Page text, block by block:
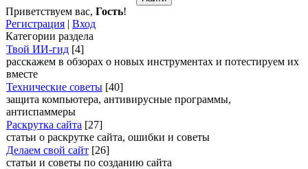
Приветствуем вас, Гость!
Регистрация | Вход
Категории раздела
Твой ИИ‑гид [4]
расскажем в обзорах о новых инструментах и потестируем их
вместе
Технические советы [40]
защита компьютера, антивирусные программы,
антиспаммеры
Раскрутка сайта [27]
статьи о раскрутке сайта, ошибки и советы
Делаем свой сайт [26]
статьи и советы по созданию сайта